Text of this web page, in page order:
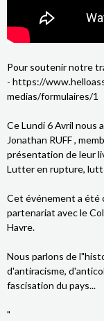
Pour soutenir notre
- https://
medias/formulaires/1
Ce Lundi 6 Avril nous
Jonathan RUFF ,
présentation de leur
Lutter en rupture,
Cet événement a été
partenariat avec le
Havre.
Nous parlons de
d'antiracisme,
fascisation du pays...
"